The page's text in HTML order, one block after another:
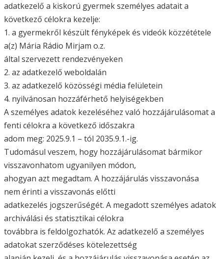
adatkezelő a kiskorú gyermek személyes adatait a
következő célokra kezelje:
1. a gyermekről készült fényképek és videók közzététele
a(z) Mária Rádio Mirjam o.z.
által szervezett rendezvényeken
2. az adatkezelő weboldalán
3. az adatkezelő közösségi média felületein
4. nyilvánosan hozzáférhető helyiségekben
A személyes adatok kezeléséhez való hozzájárulásomat a
fenti célokra a következő időszakra
adom meg: 2025.9.1 – tól 2035.9.1.-ig.
Tudomásul veszem, hogy hozzájárulásomat bármikor
visszavonhatom ugyanilyen módon,
ahogyan azt megadtam. A hozzájárulás visszavonása
nem érinti a visszavonás előtti
adatkezelés jogszerűségét. A megadott személyes adatok
archiválási és statisztikai célokra
továbbra is feldolgozhatók. Az adatkezelő a személyes
adatokat szerződéses kötelezettség